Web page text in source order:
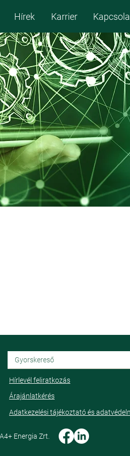
Hírek Karrier
Hírlevél feliratkozás
Árajánlatkérés
Adatkezelési tájékoztató és
Energia Zrt.